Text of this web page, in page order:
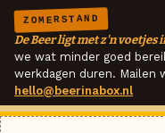
ZOMERSTAND
De Beer ligt met z'n voetjes
we wat minder goed
werkdagen duren. Mailen
hello@beerinabox.nl